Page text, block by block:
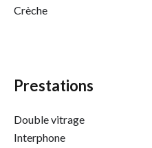
Crèche
Prestations
Double vitrage
Interphone